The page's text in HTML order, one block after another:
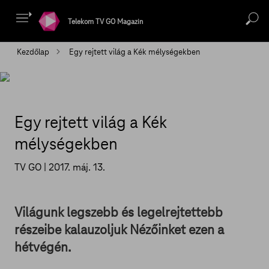
Telekom TV GO Magazin
Kezdőlap Egy rejtett világ a Kék mélységekben
Egy rejtett világ a Kék
mélységekben
TV GO | 2017. máj. 13.
Világunk legszebb és legelrejtettebb
részeibe kalauzoljuk Nézőinket ezen a
hétvégén.